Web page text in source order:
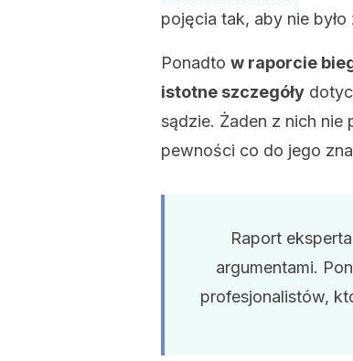
pojęcia tak, aby nie
Ponadto w raporcie
istotne szczegóły
sądzie. Żaden z nich
pewności co do jego
Raport
argumentami.
profesjonalistów,